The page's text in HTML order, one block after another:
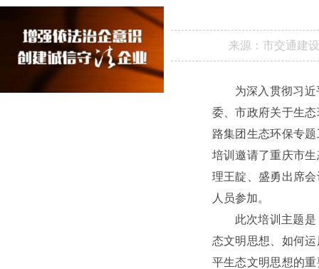
来源： 市交通建
为深入贯彻习
委、市政府关于生
路集团生态环保专
培训邀请了重庆市
理王靛、盛勇出席
人员参加。
此次培训主题
态文明思想、如何
平生态文明思想的